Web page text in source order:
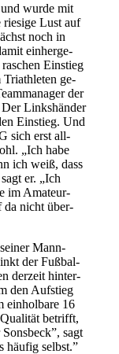
wur­de mit
rie­si­ge Lust auf
noch in
ein­her­ge­
Ein­stieg
Tri­ath­le­ten ge­
der
Der Links­hän­der
Ein­stieg. Und
sich erst all­
„Ich ha­be
ich weiß, dass
er. „Ich
im Ama­teur­
da nicht über­
sei­ner Mann­
der Fuß­bal­
der­zeit hin­ter­
den Auf­stieg
ein­hol­ba­re 16
be­trifft,
sagt
häu­fig selbst.”